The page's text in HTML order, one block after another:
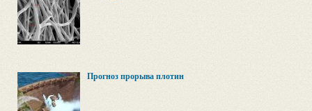
Прогноз прорыва плотин